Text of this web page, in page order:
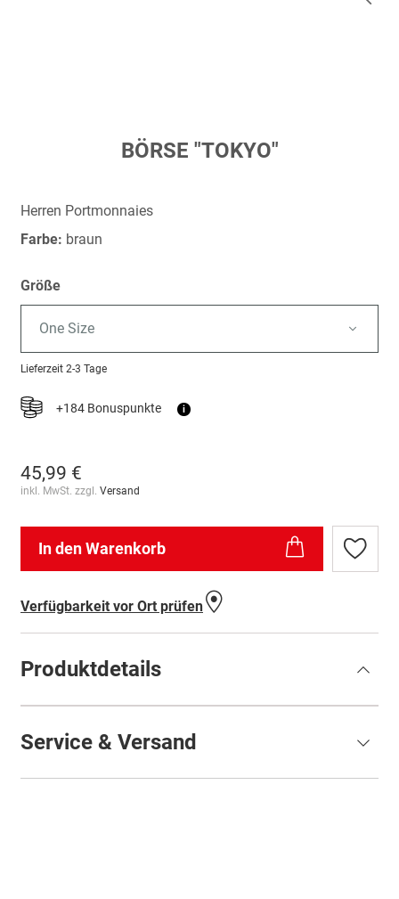
springen
BÖRSE "TOKYO"
Herren Portmonnaies
Farbe: braun
Größe
One Size
Lieferzeit 2-3 Tage
+184 Bonuspunkte i
45,99 €
inkl. MwSt. zzgl. Versand
In den Warenkorb
Zur
Verfügbarkeit vor Ort prüfen
Produktdetails
Service & Versand